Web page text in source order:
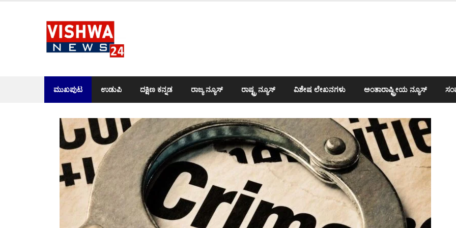
ಮುಖಪುಟ ಉಡುಪಿ ದಕ್ಷಿಣ ಕನ್ನಡ ರಾಜ್ಯ ನ್ಯೂಸ್ ರಾಷ್ಟ್ರ ನ್ಯೂಸ್ ವಿಶೇಷ ಲೇಖನಗಳು ಅಂತಾರಾಷ್ಟ್ರೀಯ ನ್ಯೂಸ್